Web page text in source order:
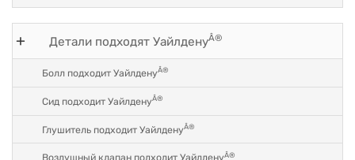
Детали подходят УайлденуÂ®
Болл подходит УайлденуÂ®
Сид подходит УайлденуÂ®
Глушитель подходит УайлденуÂ®
Â®